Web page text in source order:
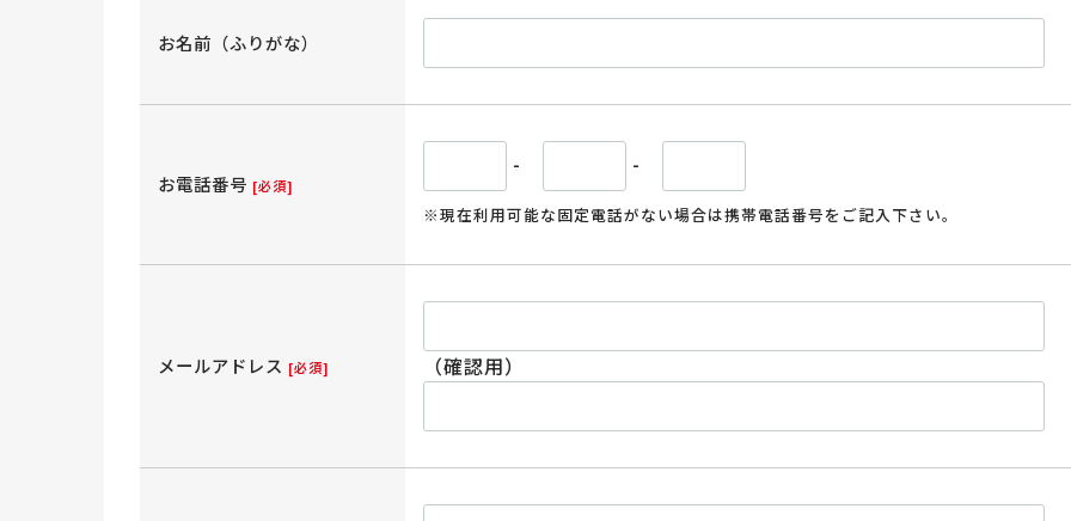
お名前（ふりがな）
お電話番号 [必須]
- -
※現在利用可能な固定電話がない場合は携帯電話番号をご記入下さい。
メールアドレス [必須] （確認用）